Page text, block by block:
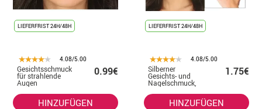
LIEFERFRIST 24H/48H
4.08/5.00
Gesichtsschmuck
für strahlende
Augen
0.99€
HINZUFÜGEN
LIEFERFRIST 24H/48H
4.08/5.00
Silberner
Gesichts- und
Nagelschmuck,
elegante
Diamanten
1.75€
HINZUFÜGEN